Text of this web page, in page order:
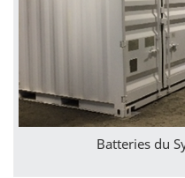
Batteries du